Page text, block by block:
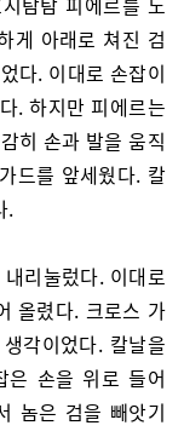
게 아래로 쳐진 검
다. 이대로 손잡이
. 하지만 피에르는
히 손과 발을 움직
드를 앞세웠다. 칼
.
리눌렀다. 이대로
올렸다. 크로스 가
각이었다. 칼날을
은 손을 위로 들어
놈은 검을 빼앗기